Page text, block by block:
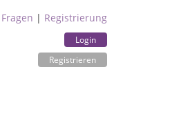
| Registrierung
Login
Registrieren